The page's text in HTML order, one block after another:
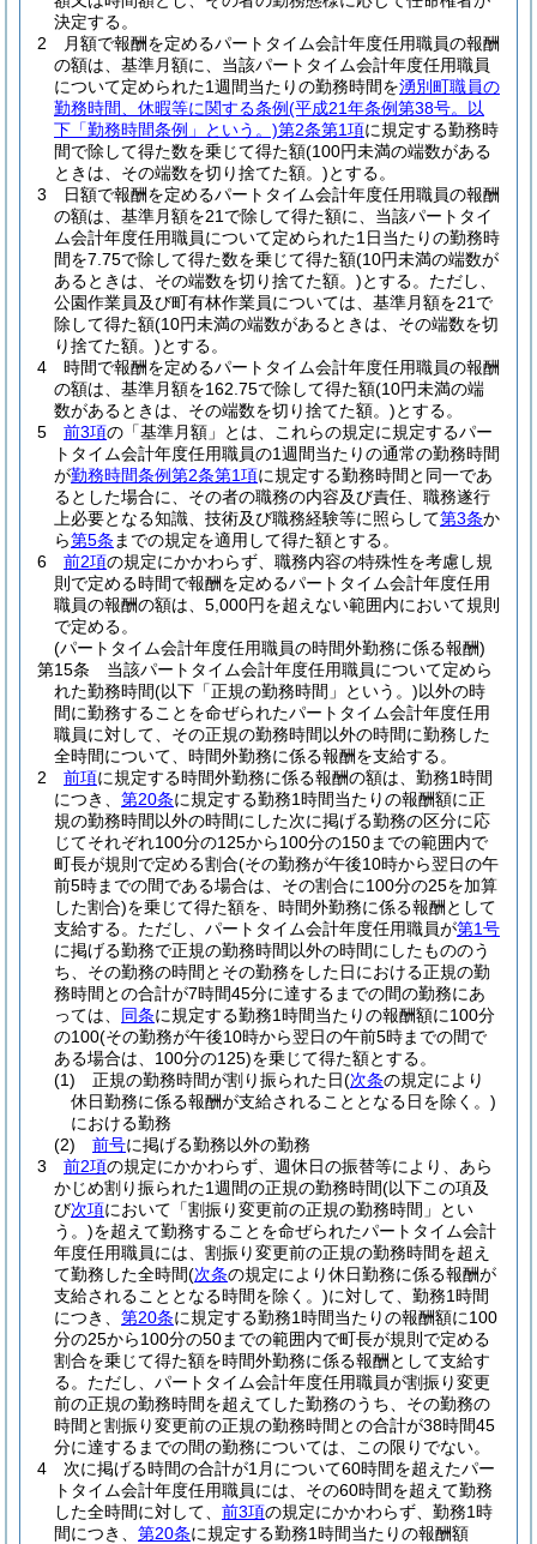
決定する。
2
月額で報酬を定めるパートタイム会計年度任用職員の報酬
の額は、基準月額に、当該パートタイム会計年度任用職員
について定められた1週間当たりの勤務時間を湧別町職員の
勤務時間、休暇等に関する条例(平成21年条例第38号。以
下「勤務時間条例」という。)第2条第1項に規定する勤務時
間で除して得た数を乗じて得た額(100円未満の端数がある
ときは、その端数を切り捨てた額。)とする。
3
日額で報酬を定めるパートタイム会計年度任用職員の報酬
の額は、基準月額を21で除して得た額に、当該パートタイ
ム会計年度任用職員について定められた1日当たりの勤務時
間を7.75で除して得た数を乗じて得た額(10円未満の端数が
あるときは、その端数を切り捨てた額。)とする。 ただし、
公園作業員及び町有林作業員については、基準月額を21で
除して得た額(10円未満の端数があるときは、その端数を切
り捨てた額。)とする。
4
時間で報酬を定めるパートタイム会計年度任用職員の報酬
の額は、基準月額を162.75で除して得た額(10円未満の端
数があるときは、その端数を切り捨てた額。)とする。
5
前3項の「基準月額」とは、これらの規定に規定するパー
トタイム会計年度任用職員の1週間当たりの通常の勤務時間
が勤務時間条例第2条第1項に規定する勤務時間と同一であ
るとした場合に、その者の職務の内容及び責任、職務遂行
上必要となる知識、技術及び職務経験等に照らして第3条か
ら第5条 までの規定を適用して得た額とする。
6
前2項の規定にかかわらず、職務内容の特殊性を考慮し規
則で定める時間で報酬を定めるパートタイム会計年度任用
職員の報酬の額は、5,000円を超えない範囲内において規則
で定める。
(パートタイム会計年度任用職員の時間外勤務に係る報酬)
第15条
当該パートタイム会計年度任用職員について定めら
れた勤務時間(以下「正規の勤務時間」という。)以外の時
間に勤務することを命ぜられたパートタイム会計年度任用
職員に対して、その正規の勤務時間以外の時間に勤務した
全時間について、時間外勤務に係る報酬を支給する。
2
前項に規定する時間外勤務に係る報酬の額は、勤務1時間
につき、 第20条に規定する勤務1時間当たりの報酬額に正
規の勤務時間以外の時間にした次に掲げる勤務の区分に応
じてそれぞれ100分の125から100分の150までの範囲内で
町長が規則で定める割合(その勤務が午後10時から翌日の午
前5時までの間である場合は、その割合に100分の25を加算
した割合)を乗じて得た額を、時間外勤務に係る報酬として
支給する。 ただし、パートタイム会計年度任用職員が第1号
に掲げる勤務で正規の勤務時間以外の時間にしたもののう
ち、その勤務の時間とその勤務をした日における正規の勤
務時間との合計が7時間45分に達するまでの間の勤務にあ
っては、 同条に規定する勤務1時間当たりの報酬額に100分
の100(その勤務が午後10時から翌日の午前5時までの間で
ある場合は、100分の125)を乗じて得た額とする。
(1)
正規の勤務時間が割り振られた日(次条の規定により
休日勤務に係る報酬が支給されることとなる日を除く。)
における勤務
(2)
前号に掲げる勤務以外の勤務
3
前2項の規定にかかわらず、週休日の振替等により、あら
かじめ割り振られた1週間の正規の勤務時間(以下この項及
び次項において「割振り変更前の正規の勤務時間」とい
う。)を超えて勤務することを命ぜられたパートタイム会計
年度任用職員には、割振り変更前の正規の勤務時間を超え
て勤務した全時間(次条の規定により休日勤務に係る報酬が
支給されることとなる時間を除く。)に対して、勤務1時間
につき、 第20条に規定する勤務1時間当たりの報酬額に100
分の25から100分の50までの範囲内で町長が規則で定める
割合を乗じて得た額を時間外勤務に係る報酬として支給す
る。 ただし、パートタイム会計年度任用職員が割振り変更
前の正規の勤務時間を超えてした勤務のうち、その勤務の
時間と割振り変更前の正規の勤務時間との合計が38時間45
分に達するまでの間の勤務については、この限りでない。
4
次に掲げる時間の合計が1月について60時間を超えたパー
トタイム会計年度任用職員には、その60時間を超えて勤務
した全時間に対して、 前3項の規定にかかわらず、勤務1時
間につき、 第20条に規定する勤務1時間当たりの報酬額